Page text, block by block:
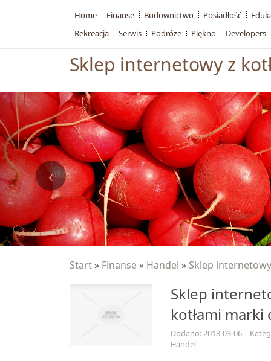
Sklep internetowy z
Start » Finanse » Handel » Sklep
Sklep
kotłami marki
Dodano: 2018-03-06
Handel
Home Finanse Budownictwo Posiadłość
Rekreacja
Serwis Podróże Piękno Developers